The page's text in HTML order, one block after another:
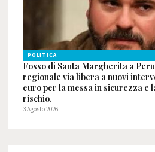
POLITICA
Fosso di Santa Margherita a
regionale via libera a nuovi
euro per la messa in sicurezza e
rischio.
3 Agosto 2026